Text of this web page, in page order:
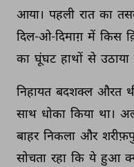
आया। पहली रात का
दिल-ओ-दिमाग़ में किस
का घूंघट हाथों से उठाया
निहायत बदशक्ल औरत
साथ धोका किया था।
बाहर निकला और
सोचता रहा कि ये हुआ